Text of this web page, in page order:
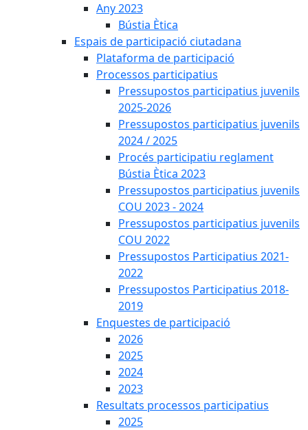
Any 2023
Bústia Ètica
Espais de participació ciutadana
Plataforma de participació
Processos participatius
Pressupostos participatius juvenils
2025-2026
Pressupostos participatius juvenils
2024 / 2025
Procés participatiu reglament
Bústia Ètica 2023
Pressupostos participatius juvenils
COU 2023 - 2024
Pressupostos participatius juvenils
COU 2022
Pressupostos Participatius 2021-
2022
Pressupostos Participatius 2018-
2019
Enquestes de participació
2026
2025
2024
2023
Resultats processos participatius
2025